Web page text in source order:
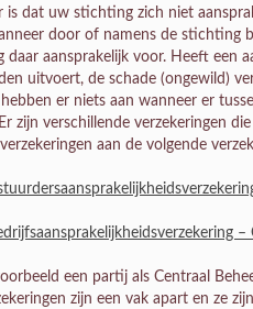
dat uw stichting zich niet
door of namens de stichting
aansprakelijk voor. Heeft een
uitvoert, de schade (ongewild)
er niets aan wanneer er
zijn verschillende verzekeringen
aan de volgende
–
een partij als Centraal
zijn een vak apart en ze